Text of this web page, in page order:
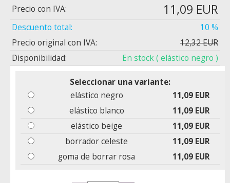
Precio con IVA:
11,09 EUR
Descuento total:
10 %
Precio original con IVA:
12,32 EUR
Disponibilidad:
En stock( elástico negro )
Seleccionar una variante:
elástico negro
11,09 EUR
elástico blanco
11,09 EUR
elástico beige
11,09 EUR
borrador celeste
11,09 EUR
goma de borrar rosa
11,09 EUR